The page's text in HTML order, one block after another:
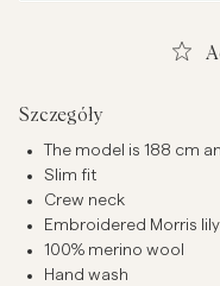
Szczegóły
The model is 188 cm
Slim fit
Crew neck
Embroidered Morris
100% merino wool
Hand wash